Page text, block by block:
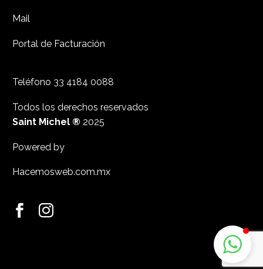
Mail
Portal de Facturación
Teléfono 33 4184 0088
Todos los derechos reservados
Saint Michel ® 2025
Powered by
Hacemosweb.com.mx